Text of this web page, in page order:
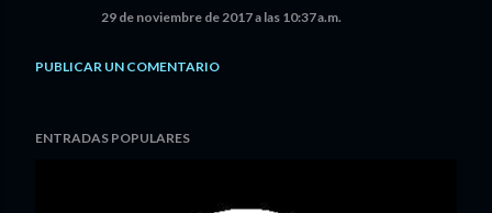
29 de noviembre de 2017 a las 10:37 a.m.
PUBLICAR UN COMENTARIO
ENTRADAS POPULARES